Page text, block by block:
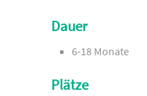
Dauer
6-18 Monate
Plätze